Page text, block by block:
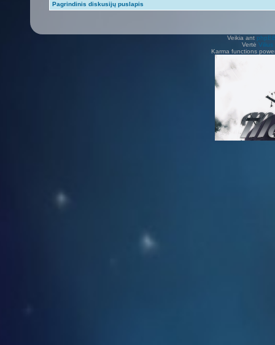
Pagrindinis diskusijų puslapis
Veikia ant
Vertė Vilius
Karma functions